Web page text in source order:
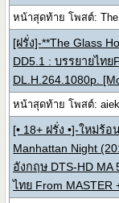
หน้าสุดท้าย โพสต์:
[ฝรั่ง]-**The Glass
DD5.1 : บรรยายไท
DL.H.264.1080p.
หน้าสุดท้าย โพสต์:
[• 18+ ฝรั่ง •]-ใหม่ร้
Manhattan Night
อังกฤษ DTS-HD MA
ไทย From